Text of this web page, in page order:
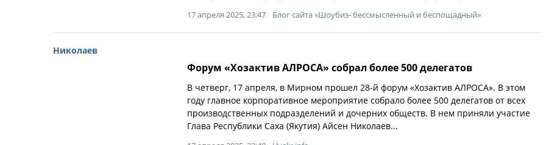
17 апреля 2025, 23:47 Блог сайта «Шоубиз- бессмысленный и беспощадный»
Николаев
Форум «Хозактив АЛРОСА» собрал более 500 делегатов
В четверг, 17 апреля, в Мирном прошел 28-й форум «Хозактив АЛРОСА». В этом
году главное корпоративное мероприятие собрало более 500 делегатов от всех
производственных подразделений и дочерних обществ. В нем приняли участие
Глава Республики Саха (Якутия) Айсен Николаев...